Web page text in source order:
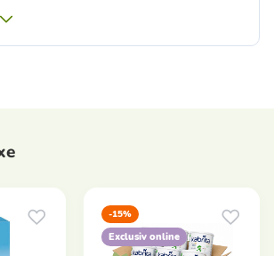
dozatorul încape perfect în geanta
fiind indispensabil în timpul
practice, nu mai este nevoie să
cutie de lapte praf. Capacul
-15%
Exclusiv online